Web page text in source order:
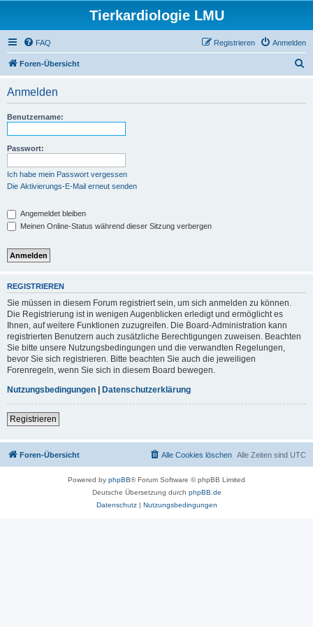
Tierkardiologie LMU
FAQ Anmelden
Registrieren
Foren-Übersicht
Anmelden
Benutzername:
Passwort:
Ich habe mein Passwort vergessen
Die Aktivierungs-E-Mail erneut senden
Angemeldet bleiben
Meinen Online-Status während dieser Sitzung verbergen
REGISTRIEREN
Sie müssen in diesem Forum registriert sein, um sich anmelden zu können.
Die Registrierung ist in wenigen Augenblicken erledigt und ermöglicht es
Ihnen, auf weitere Funktionen zuzugreifen. Die Board-Administration kann
registrierten Benutzern auch zusätzliche Berechtigungen zuweisen. Beachten
Sie bitte unsere Nutzungsbedingungen und die verwandten Regelungen,
bevor Sie sich registrieren. Bitte beachten Sie auch die jeweiligen
Forenregeln, wenn Sie sich in diesem Board bewegen.
Nutzungsbedingungen | Datenschutzerklärung
Registrieren
Foren-Übersicht Alle Zeiten sind UTC
Alle Cookies löschen
Powered by phpBB® Forum Software © phpBB Limited
Deutsche Übersetzung durch phpBB.de
Datenschutz| Nutzungsbedingungen